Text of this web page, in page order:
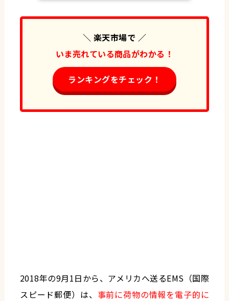
＼ 楽天市場で ／
いま売れている商品がわかる！
ランキングをチェック！
2018年の9月1日から、アメリカへ送るEMS（国際
スピード郵便）は、 事前に荷物の情報を電子的に